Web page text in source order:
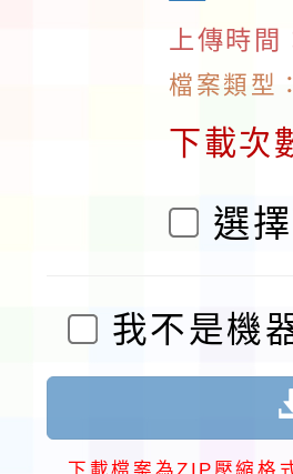
上傳時
檔案類型
下載次
選
我不是機